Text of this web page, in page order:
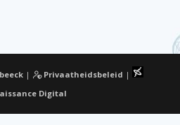
| Privaatheidsbeleid |
Digital